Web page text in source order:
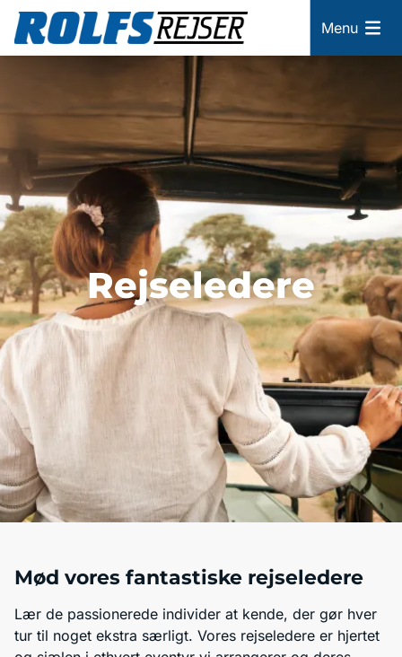
Menu
Rejseledere
Mød vores fantastiske rejseledere
Lær de passionerede individer at kende, der gør hver
tur til noget ekstra særligt. Vores rejseledere er hjertet